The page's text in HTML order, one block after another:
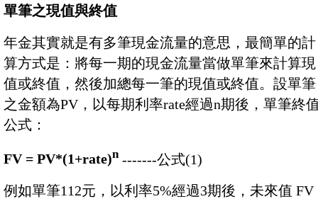
單筆之現值與終值
年金其實就是有多筆現金流量的意思，最簡單的計
算方式是：將每一期的現金流量當做單筆來計算現
值或終值，然後加總每一筆的現值或終值。設單筆
之金額為PV，以每期利率rate經過n期後，單筆終
公式：
FV = PV*(1+rate)n-------公式(1)
例如單筆112元，以利率5%經過3期後，未來值 FV